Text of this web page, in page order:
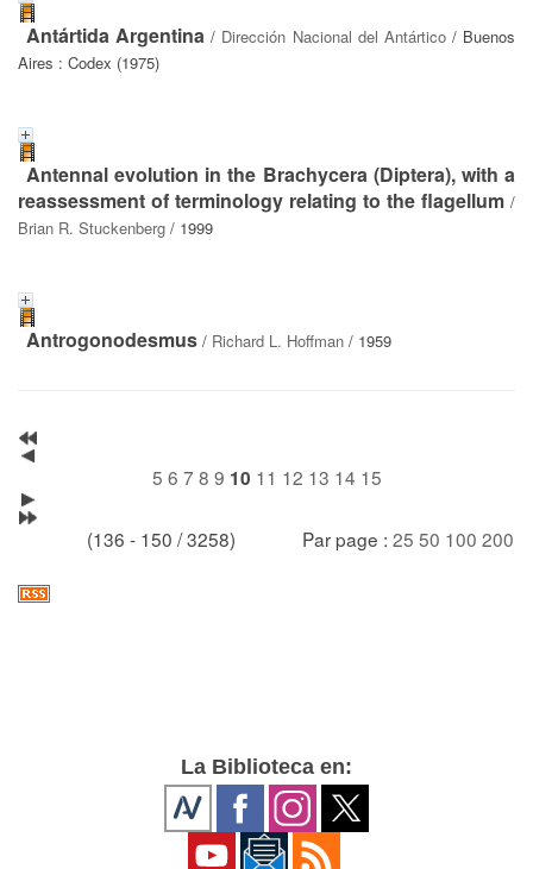
Antártida Argentina / Dirección Nacional del Antártico/ Buenos
Aires : Codex (1975)
Antennal evolution in the Brachycera (Diptera), with a
reassessment of terminology relating to the flagellum /
Brian R. Stuckenberg / 1999
Antrogonodesmus / Richard L. Hoffman / 1959
5 6 7 8 9 10 11 12 13 14 15
(136 - 150 / 3258) Par page : 25 50 100 200
La Biblioteca en: